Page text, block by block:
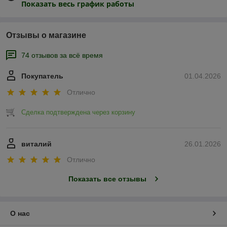
Показать весь график работы
Отзывы о магазине
74 отзывов за всё время
01.04.2026
Покупатель
Отлично
Сделка подтверждена через корзину
26.01.2026
виталий
Отлично
Показать все отзывы
О нас